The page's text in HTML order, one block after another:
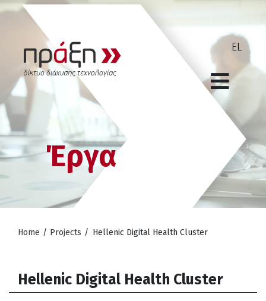
Έργα
Home / Projects / Hellenic Digital Health Cluster
Hellenic Digital Health Cluster